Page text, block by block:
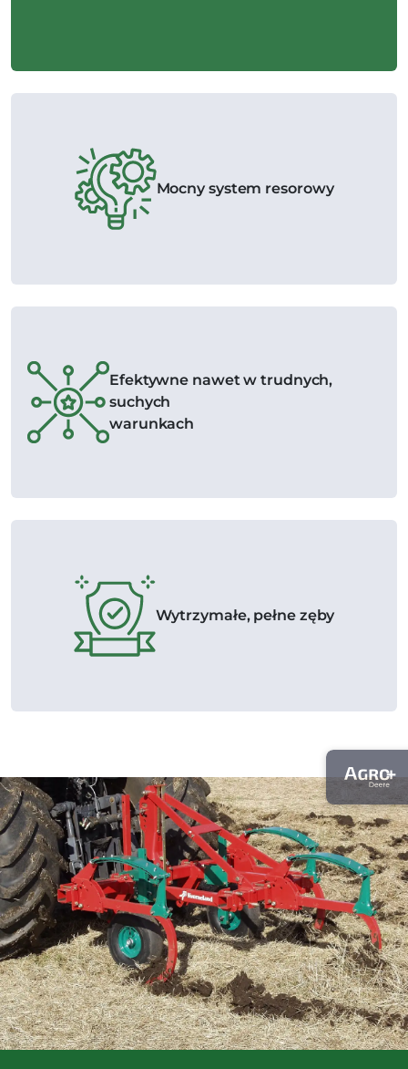
Mocny system resorowy
Efektywne nawet w trudnych,
suchych
warunkach
Wytrzymałe, pełne zęby